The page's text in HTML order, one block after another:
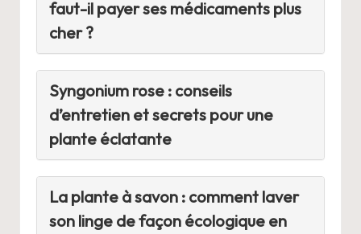
faut-il payer ses médicaments plus
cher ?
Syngonium rose : conseils
d’entretien et secrets pour une
plante éclatante
La plante à savon : comment laver
son linge de façon écologique en